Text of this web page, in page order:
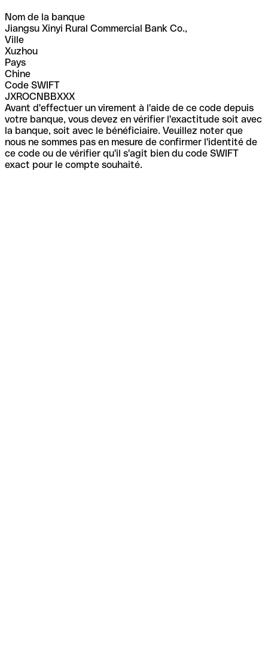
Nom de la banque
Jiangsu Xinyi Rural Commercial Bank Co.,
Ville
Xuzhou
Pays
Chine
Code SWIFT
JXROCNBBXXX
Avant d'effectuer un virement à l'aide de ce code depuis
votre banque, vous devez en vérifier l'exactitude soit avec
la banque, soit avec le bénéficiaire. Veuillez noter que
nous ne sommes pas en mesure de confirmer l'identité de
ce code ou de vérifier qu'il s'agit bien du code SWIFT
exact pour le compte souhaité.